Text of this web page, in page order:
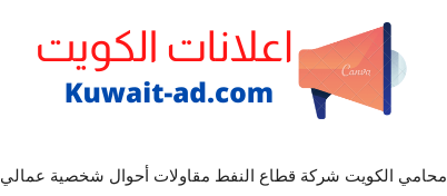
محامي الكويت شركة قطاع النفط مقاولات أحوال شخصية عمالي